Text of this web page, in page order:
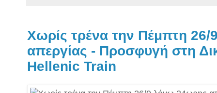
Χωρίς τρένα την Πέμπτη
απεργίας - Προσφυγή στη
Hellenic Train